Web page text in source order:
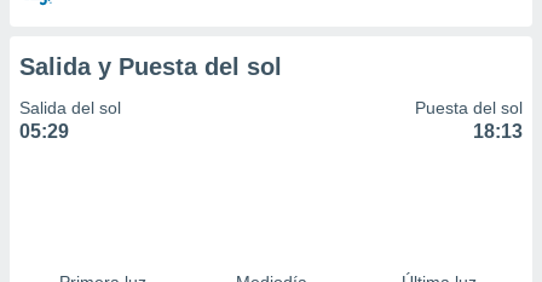
Salida y Puesta del sol
Salida del sol
05:29
Puesta del sol
18:13